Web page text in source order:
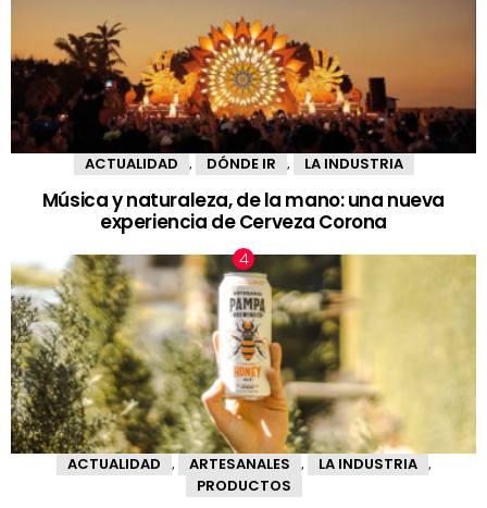
ACTUALIDAD , DÓNDE IR , LA INDUSTRIA
Música y naturaleza, de la mano: una nueva
experiencia de Cerveza Corona
ACTUALIDAD , ARTESANALES , LA INDUSTRIA ,
PRODUCTOS